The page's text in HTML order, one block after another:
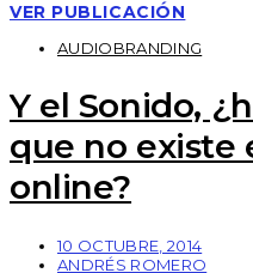
VER PUBLICACIÓN
AUDIOBRANDING
Y el Sonido,
que no existe
online?
10 OCTUBRE, 2014
ANDRÉS ROMERO